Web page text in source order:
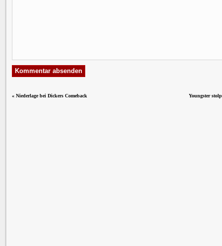
« Niederlage bei Dickers Comeback Youngster